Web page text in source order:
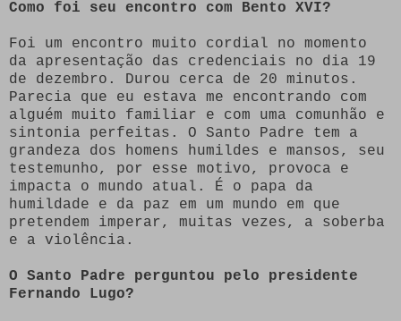
Como foi seu encontro com Bento XVI?
Foi um encontro muito cordial no momento
da apresentação das credenciais no dia 19
de dezembro. Durou cerca de 20 minutos.
Parecia que eu estava me encontrando com
alguém muito familiar e com uma comunhão e
sintonia perfeitas. O Santo Padre tem a
grandeza dos homens humildes e mansos, seu
testemunho, por esse motivo, provoca e
impacta o mundo atual. É o papa da
humildade e da paz em um mundo em que
pretendem imperar, muitas vezes, a soberba
e a violência.
O Santo Padre perguntou pelo presidente
Fernando Lugo?